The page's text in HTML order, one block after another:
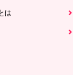
は